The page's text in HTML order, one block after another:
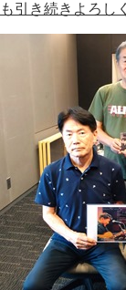
も引き続きよろし